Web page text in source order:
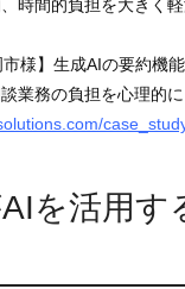
時間的負担を大きく軽
様】生成AIの要約機
業務の負担を心理的
を活用す